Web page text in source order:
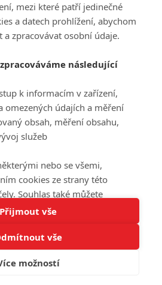
cookies.
PŘIHLÁSIT
REGISTROVAT
Slavík, e-mailserialy@fandimefilmu.cz
našem webu napište nám na e-mail
používání cookies |Pravidla webu
nastavení soukromí
/ All rights reserved /
Lýskova 2073/57, Stodůlky, 155
mezi které patří jedinečné
a datech prohlížení, abychom
zpracovávat osobní údaje.
následující
k informacím v zařízení,
omezených údajích a měření
obsah, měření obsahu,
služeb
nebo se všemi,
cookies ze strany této
Souhlas také můžete
případě vám na stránce
personalizované funkce.
se budou vztahovat pouze na
Vaše nastavení a odvolání
změnit na stránce s
Přijmout vše
vše
možností